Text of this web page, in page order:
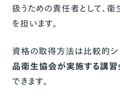
扱うための責任者として、
を担います。
資格の取得方法は比較的シ
品衛生協会が実施する講
できます。